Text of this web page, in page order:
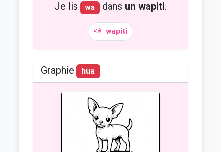
Je lis wa dans un wapiti.
wapiti
Graphie hua